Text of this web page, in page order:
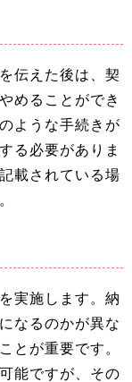
伝えた後は、契
めることができ
ような手続きが
る必要がありま
載されている場
実施します。納
なるのかが異な
とが重要です。
能ですが、その